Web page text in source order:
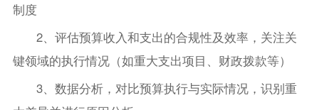
制度
2、评估预算收入和支出的合规性及效率，关注关
键领域的执行情况（如重大支出项目、财政拨款等）
3、数据分析，对比预算执行与实际情况，识别重